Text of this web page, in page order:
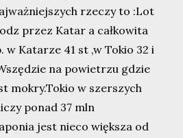
rzeczy to :Lot
przez Katar a całkowita
w Katarze 41 st ,w Tokio 32 i
na powietrzu gdzie
mokry.Tokio w szerszych
ponad 37 mln
jest nieco większa od